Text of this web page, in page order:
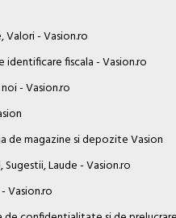
Valori - Vasion.ro
identificare fiscala - Vasion.ro
- Vasion.ro
de magazine si depozite Vasion
Sugestii, Laude - Vasion.ro
Vasion.ro